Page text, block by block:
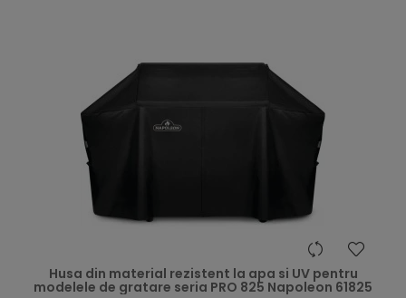
Husa din material rezistent la apa si UV pentru
modelele de gratare seria PRO 825 Napoleon 61825